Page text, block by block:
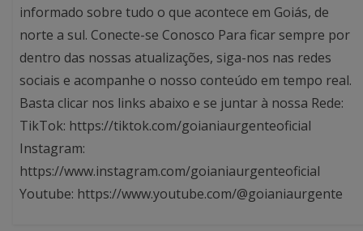
informado sobre tudo o que acontece em Goiás, de
norte a sul. Conecte-se Conosco Para ficar sempre por
dentro das nossas atualizações, siga-nos nas redes
sociais e acompanhe o nosso conteúdo em tempo real.
Basta clicar nos links abaixo e se juntar à nossa Rede:
TikTok: https://tiktok.com/goianiaurgenteoficial
Instagram:
https://www.instagram.com/goianiaurgenteoficial
Youtube: https://www.youtube.com/@goianiaurgente